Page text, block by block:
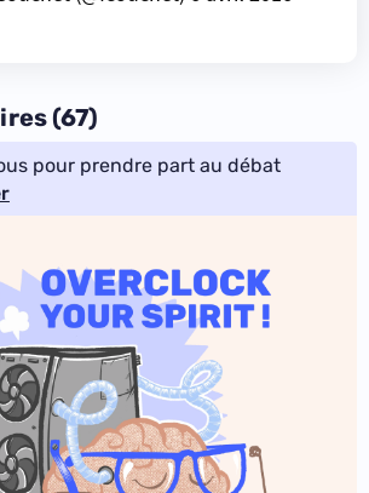
(67)
pour prendre part au débat